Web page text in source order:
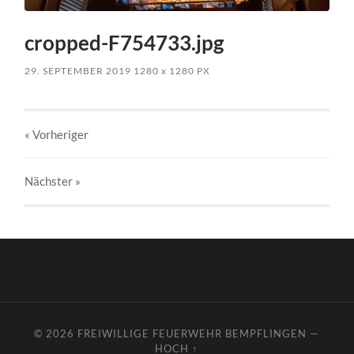
cropped-F754733.jpg
29. SEPTEMBER 2019 1280x 1280 PX
« Vorheriger
Nächster »
© 2026 FREIWILLIGE FEUERWEHR BEMPFLINGEN —
HOCH ↑